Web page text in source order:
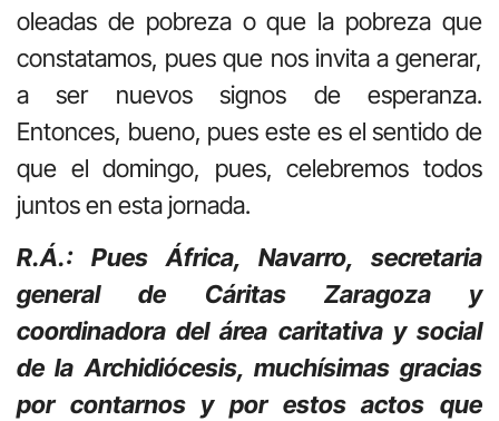
oleadas de pobreza o que la pobreza que
constatamos, pues que nos invita a generar,
a ser nuevos signos de esperanza.
Entonces, bueno, pues este es el sentido de
que el domingo, pues, celebremos todos
juntos en esta jornada.
R.Á.: Pues África, Navarro, secretaria
general de Cáritas Zaragoza y
coordinadora del área caritativa y social
de la Archidiócesis, muchísimas gracias
por contarnos y por estos actos que